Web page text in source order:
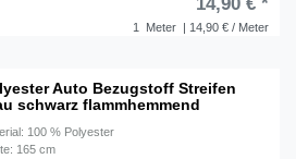
1 Meter | 14,90 € / Meter
Auto Bezugstoff Streifen
schwarz flammhemmend
100 % Polyester
165 cm